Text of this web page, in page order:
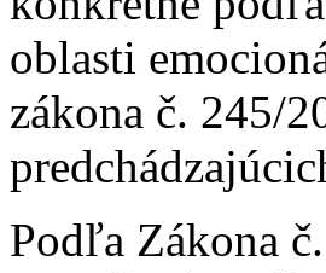
oblasti
zákona č. 245/
Podľa Zákona